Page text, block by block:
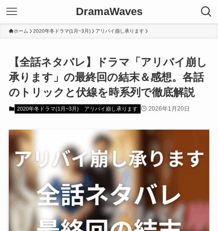
DramaWaves
ホーム 2020年冬ドラマ(1月~3月) アリバイ崩し承ります
【全話ネタバレ】ドラマ「アリバイ崩し
承ります」の最終回の結末＆感想。各話
のトリックと伏線を時系列で徹底解説
2020年冬ドラマ(1月~3月) アリバイ崩し承ります 2026年1月20日